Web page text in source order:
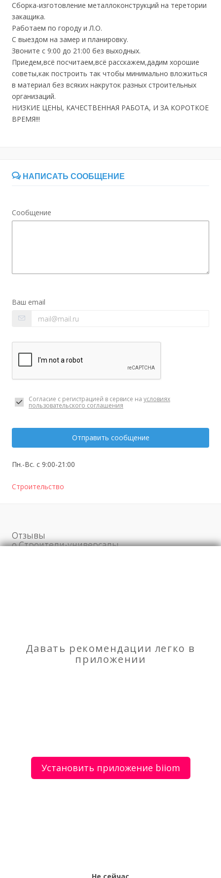
Сборка-изготовление металлоконструкций на теретории
закащика.
Работаем по городу и Л.О.
С выездом на замер и планировку.
Звоните с 9:00 до 21:00 без выходных.
Приедем,всё посчитаем,всё расскажем,дадим хорошие
советы,как построить так чтобы минимально вложиться
в материал без всяких накруток разных строительных
организаций.
НИЗКИЕ ЦЕНЫ, КАЧЕСТВЕННАЯ РАБОТА, И ЗА КОРОТКОЕ
ВРЕМЯ!!!
НАПИСАТЬ СООБЩЕНИЕ
Сообщение
Ваш email
Согласие с регистрацией в сервисе на условиях
пользовательского соглашения
Отправить сообщение
Пн.-Вс. с 9:00-21:00
Строительство
Отзывы
о Строители-универсалы
пользования
Мой аккаунт
Контакты
Давать рекомендации легко в
приложении
Установить приложение biiom
Не сейчас